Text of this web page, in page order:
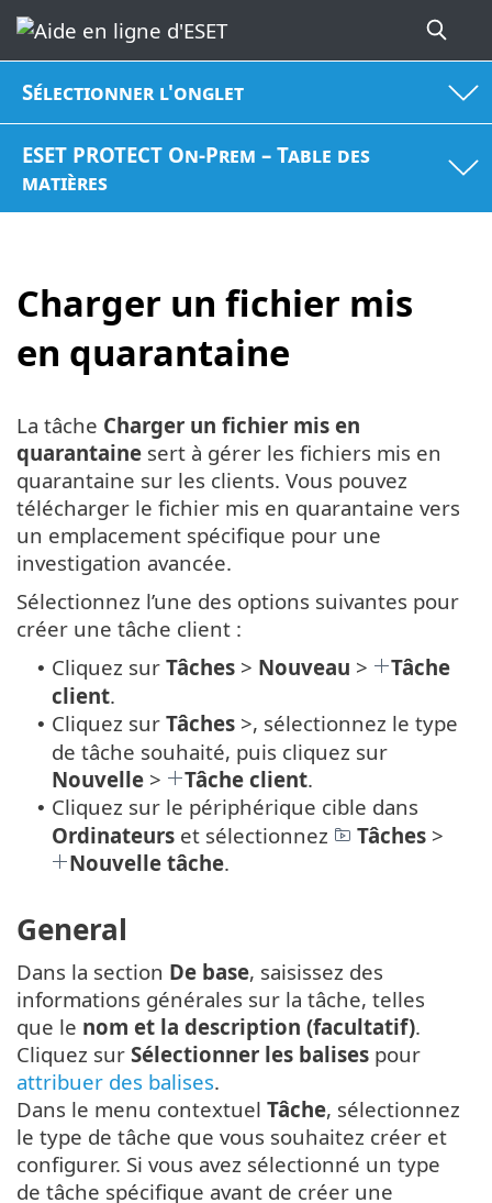
Sélectionner l'onglet
ESET PROTECT On-Prem – Table des
matières
Charger un fichier mis
en quarantaine
La tâche Charger un fichier mis en
quarantaine sert à gérer les fichiers mis en
quarantaine sur les clients. Vous pouvez
télécharger le fichier mis en quarantaine vers
un emplacement spécifique pour une
investigation avancée.
Sélectionnez l’une des options suivantes pour
créer une tâche client :
• Cliquez sur Tâches > Nouveau >
Tâche
client.
• Cliquez sur Tâches >, sélectionnez le type
de tâche souhaité, puis cliquez sur
Nouvelle > Tâche client.
• Cliquez sur le périphérique cible dans
Ordinateurs et sélectionnez Tâches >
Nouvelle tâche.
General
Dans la section De base, saisissez des
informations générales sur la tâche, telles
que le nom et la description (facultatif).
Cliquez sur Sélectionner les balises pour
attribuer des balises.
Dans le menu contextuel Tâche, sélectionnez
le type de tâche que vous souhaitez créer et
configurer. Si vous avez sélectionné un type
de tâche spécifique avant de créer une